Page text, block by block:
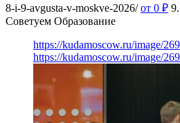
8-i-9-avgusta-v-moskve-2026/ от 0 ₽
Советуем Образование
https://kudamoscow.ru/image/
https://kudamoscow.ru/image/